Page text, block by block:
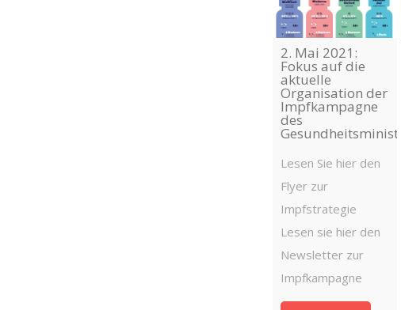
2. Mai 2021:
Fokus auf die
aktuelle
Organisation der
Impfkampagne
des
Lesen Sie hier den
Flyer zur
Impfstrategie
Lesen sie hier den
Newsletter zur
Impfkampagne